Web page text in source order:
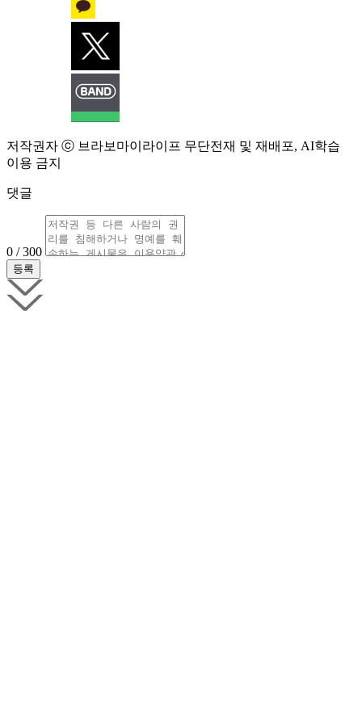
저작권자 ⓒ 브라보마이라이프 무단전재 및 재배포, AI학습
이용 금지
댓글
0 / 300